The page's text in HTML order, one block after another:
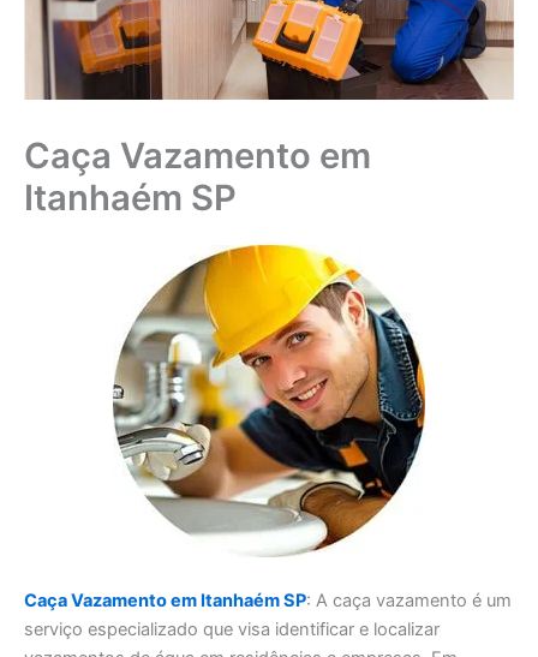
Caça Vazamento em
Itanhaém SP
Caça Vazamento em Itanhaém SP: A caça vazamento é um
serviço especializado que visa identificar e localizar